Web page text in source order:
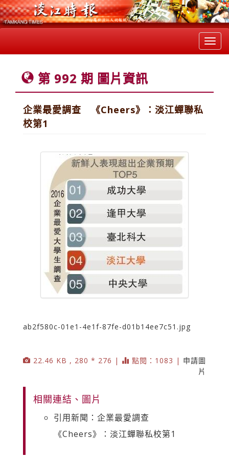
第 992 期 圖片資訊
企業最愛調查 《Cheers》：淡江蟬聯私
校第1
ab2f580c-01e1-4e1f-87fe-d01b14ee7c51.jpg
22.46 KB , 280 * 276 | 點閱：1083 | 申請圖
片
相關連結、圖片
引用新聞：企業最愛調查
《Cheers》：淡江蟬聯私校第1